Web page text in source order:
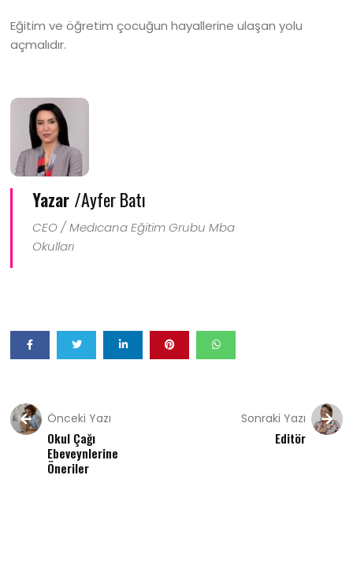
Eğitim ve öğretim çocuğun hayallerine ulaşan yolu
açmalıdır.
Yazar /Ayfer Batı
CEO / Medıcana Eğitim Grubu Mba
Okulları
Önceki Yazı
Okul Çağı
Ebeveynlerine
Öneriler
Sonraki Yazı
Editör